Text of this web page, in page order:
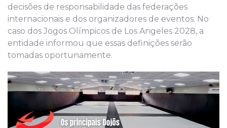
decisões de responsabilidade das federações
internacionais e dos organizadores de eventos. No
caso dos Jogos Olímpicos de Los Angeles 2028, a
entidade informou que essas definições serão
tomadas oportunamente.